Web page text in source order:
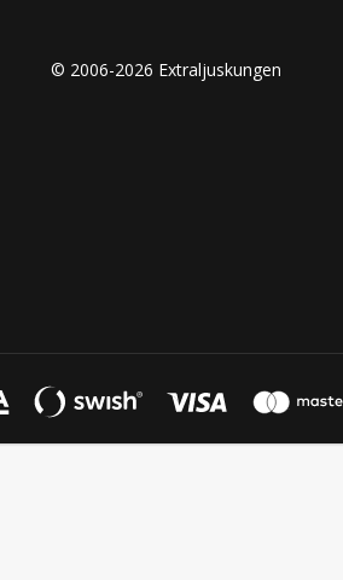
© 2006-2026 Extraljuskungen